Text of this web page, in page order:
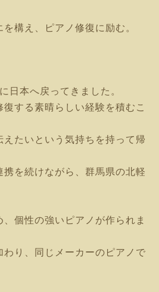
構え、ピアノ修復に励む。
日本へ戻ってきました。
する素晴らしい経験を積むこ
たいという気持ちを持って帰
を続けながら、群馬県の北軽
個性の強いピアノが作られま
り、同じメーカーのピアノで